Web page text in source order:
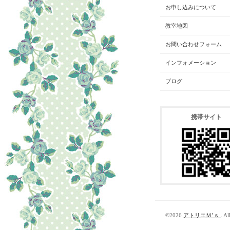
お申し込みについて
教室地図
お問い合わせフォーム
インフォメーション
ブログ
携帯サイト
©2026 アトリエＭ’ｓ .